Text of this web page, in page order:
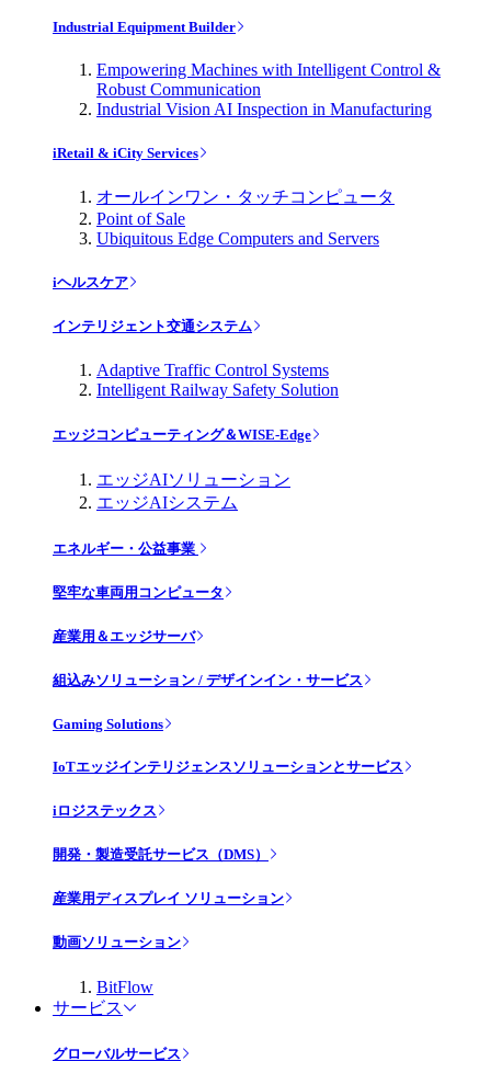
Industrial Equipment Builder
Empowering Machines with Intelligent Control &
Robust Communication
Industrial Vision AI Inspection in Manufacturing
iRetail & iCity Services
オールインワン・タッチコンピュータ
Point of Sale
Ubiquitous Edge Computers and Servers
iヘルスケア
インテリジェント交通システム
Adaptive Traffic Control Systems
Intelligent Railway Safety Solution
エッジコンピューティング＆WISE-Edge
エッジAIソリューション
エッジAIシステム
エネルギー・公益事業
堅牢な車両用コンピュータ
産業用＆エッジサーバ
組込みソリューション / デザインイン・サービス
Gaming Solutions
IoTエッジインテリジェンスソリューションとサービス
iロジステックス
開発・製造受託サービス（DMS）
産業用ディスプレイ ソリューション
動画ソリューション
BitFlow
サービス
グローバルサービス